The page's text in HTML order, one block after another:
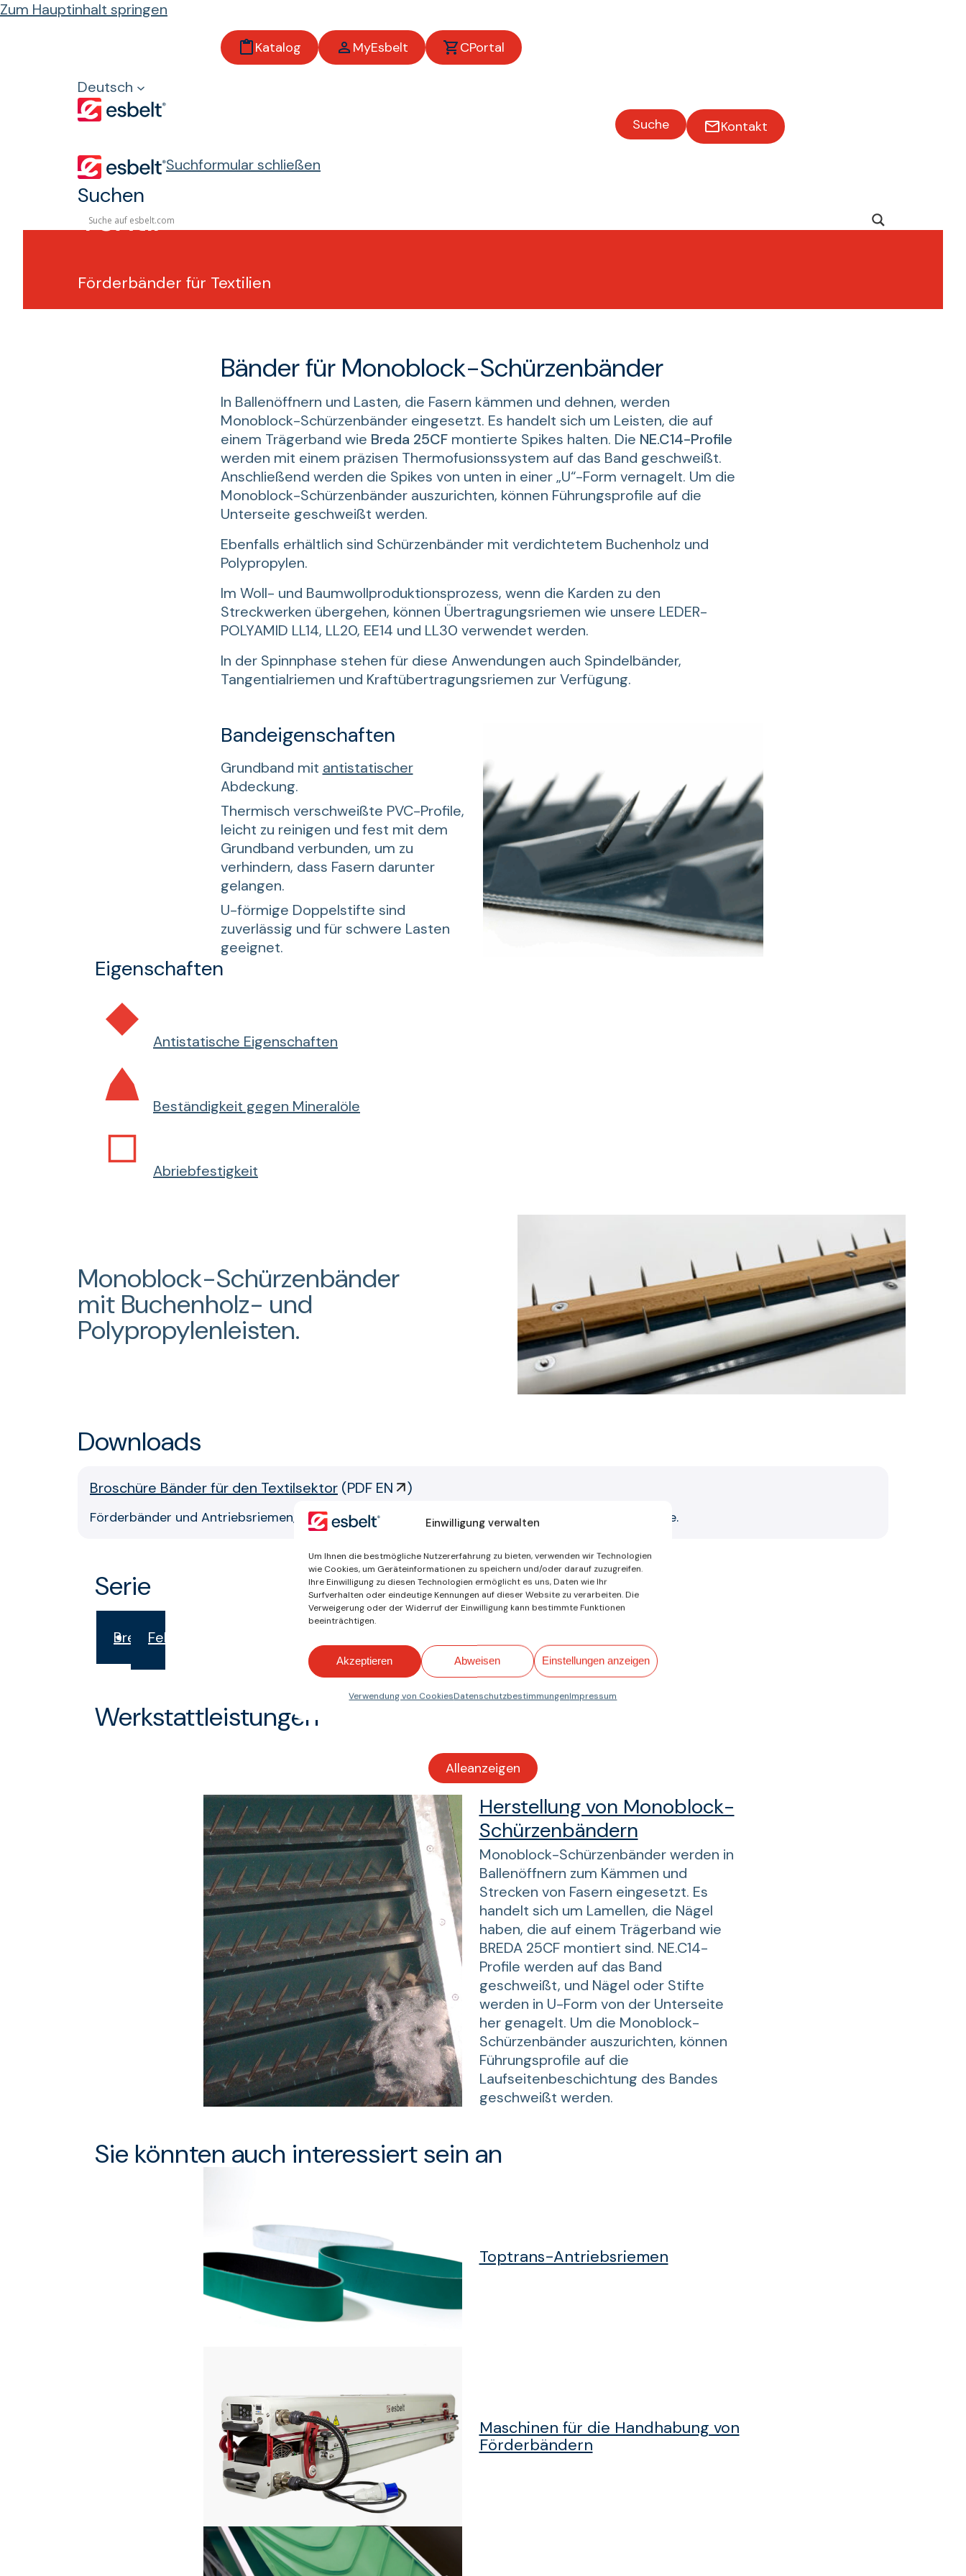
Einwilligung verwalten
Um Ihnen die bestmögliche Nutzererfahrung zu bieten, verwenden wir Technologien
wie Cookies, um Geräteinformationen zu speichern und/oder darauf zuzugreifen.
Ihre Einwilligung zu diesen Technologien ermöglicht es uns, Daten wie Ihr
Surfverhalten oder eindeutige Kennungen auf dieser Website zu verarbeiten. Die
Verweigerung oder der Widerruf der Einwilligung kann bestimmte Funktionen
beeinträchtigen.
Akzeptieren Abweisen Einstellungen anzeigen
Verwendung von CookiesDatenschutzbestimmungenImpressum
Zum Hauptinhalt springen
Katalog MyEsbelt CPortal
Deutsch
Suche Kontakt
Suchformular schließen
Suchen
Branchen
Industrie
Textil
Förderbänder für Textilien
Bänder für Monoblock-Schürzenbänder
In Ballenöffnern und Lasten, die Fasern kämmen und dehnen, werden
Monoblock-Schürzenbänder eingesetzt. Es handelt sich um Leisten, die auf
einem Trägerband wie Breda 25CFmontierte Spikes halten. Die NE.C14-Profile
werden mit einem präzisen Thermofusionssystem auf das Band geschweißt.
Anschließend werden die Spikes von unten in einer „U“-Form vernagelt. Um die
Monoblock-Schürzenbänder auszurichten, können Führungsprofile auf die
Unterseite geschweißt werden.
Ebenfalls erhältlich sind Schürzenbänder mit verdichtetem Buchenholz und
Polypropylen.
Im Woll- und Baumwollproduktionsprozess, wenn die Karden zu den
Streckwerken übergehen, können Übertragungsriemen wie unsere LEDER-
POLYAMID LL14, LL20, EE14 und LL30 verwendet werden.
In der Spinnphase stehen für diese Anwendungen auch Spindelbänder,
Tangentialriemen und Kraftübertragungsriemen zur Verfügung.
Bandeigenschaften
Grundband mit antistatischer
Abdeckung.
Thermisch verschweißte PVC-Profile,
leicht zu reinigen und fest mit dem
Grundband verbunden, um zu
verhindern, dass Fasern darunter
gelangen.
U-förmige Doppelstifte sind
zuverlässig und für schwere Lasten
geeignet.
Eigenschaften
Antistatische Eigenschaften
Beständigkeit gegen Mineralöle
Abriebfestigkeit
Monoblock-Schürzenbänder
mit Buchenholz- und
Polypropylenleisten.
Downloads
Broschüre Bänder für den Textilsektor (PDF EN )
Förderbänder und Antriebsriemen, empfohlen für die verschiedenen Prozesse in der Textilindustrie.
Serie
BredaFebor
Werkstattleistungen
Alle Werkstattleistungen
anzeigen
Herstellung von Monoblock-
Schürzenbändern
Monoblock-Schürzenbänder werden in
Ballenöffnern zum Kämmen und
Strecken von Fasern eingesetzt. Es
handelt sich um Lamellen, die Nägel
haben, die auf einem Trägerband wie
BREDA 25CF montiert sind. NE.C14-
Profile werden auf das Band
geschweißt, und Nägel oder Stifte
werden in U-Form von der Unterseite
her genagelt. Um die Monoblock-
Schürzenbänder auszurichten, können
Führungsprofile auf die
Laufseitenbeschichtung des Bandes
geschweißt werden.
Sie könnten auch interessiert sein an
Toptrans-Antriebsriemen
Maschinen für die Handhabung von
Förderbändern